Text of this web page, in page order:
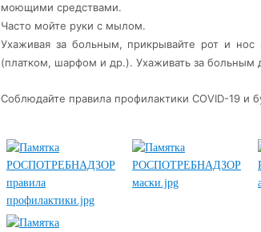
моющими средствами.
Часто мойте руки с мылом.
Ухаживая за больным, прикрывайте рот и
(платком, шарфом и др.). Ухаживать за больным
Соблюдайте правила профилактики COVID-19 и